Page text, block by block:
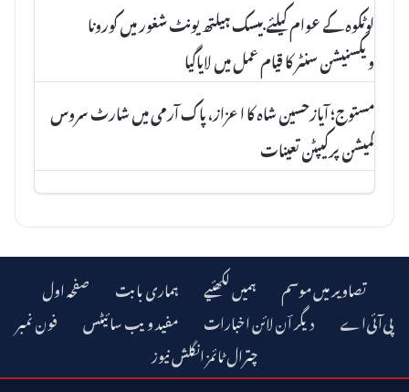
لوٹکوہ کے عوام کیلئے بیسک ہیلتھ یونٹ شغور میں کورونا
ویکسنیشن سنٹر کا قیام عمل میں لایاگیا
مستوج؛ آیازحسین شاہ کا اعزاز، پاک آرمی میں شارٹ سروس
کمیشن پرکیپٹن تعینات
صفحہ اول ہماری بابت ہمیں لکھئیے
تصاویر میں موسم
فون نمبر
مفید ویب سائیٹس دیگر اؔن لائن اخبارات
چترال ٹائمز انگلش نیوز